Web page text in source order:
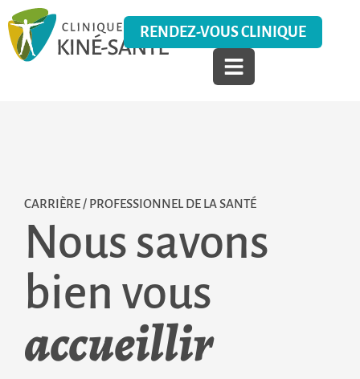
RENDEZ-VOUS CLINIQUE
CARRIÈRE / PROFESSIONNEL DE LA SANTÉ
Nous savons
bien vous
accueillir